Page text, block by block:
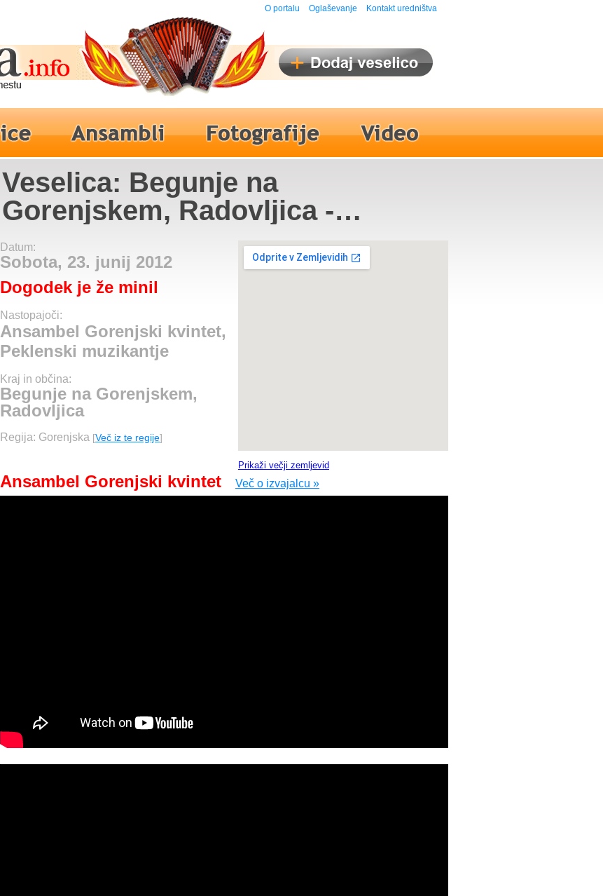
O portalu Oglaševanje Kontakt uredništva
Veselica: Begunje na
Gorenjskem, Radovljica -
Ansambel Gorenjski kvintet,
Peklenski muzikantje
Prikaži večji zemljevid
Datum:
Sobota, 23. junij 2012
Dogodek je že minil
Nastopajoči:
Ansambel Gorenjski kvintet,
Peklenski muzikantje
Kraj in občina:
Begunje na Gorenjskem,
Radovljica
Regija: Gorenjska [Več iz te regije]
Ansambel Gorenjski kvintet Več o izvajalcu »